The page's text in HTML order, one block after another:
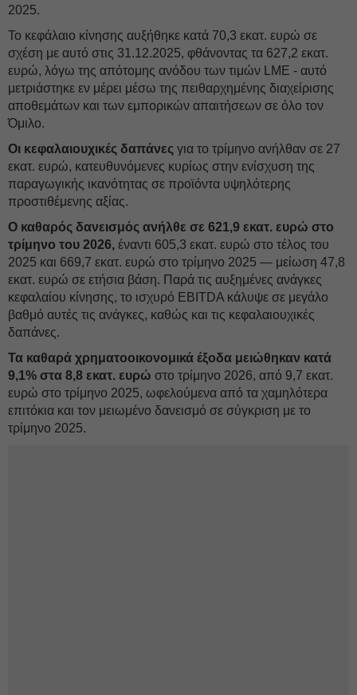
2025.
Το κεφάλαιο κίνησης αυξήθηκε κατά 70,3 εκατ. ευρώ σε
σχέση με αυτό στις 31.12.2025, φθάνοντας τα 627,2 εκατ.
ευρώ, λόγω της απότομης ανόδου των τιμών LME - αυτό
μετριάστηκε εν μέρει μέσω της πειθαρχημένης διαχείρισης
αποθεμάτων και των εμπορικών απαιτήσεων σε όλο τον
Όμιλο.
Οι κεφαλαιουχικές δαπάνες για το τρίμηνο ανήλθαν σε 27
εκατ. ευρώ, κατευθυνόμενες κυρίως στην ενίσχυση της
παραγωγικής ικανότητας σε προϊόντα υψηλότερης
προστιθέμενης αξίας.
Ο καθαρός δανεισμός ανήλθε σε 621,9 εκατ. ευρώ στο
τρίμηνο του 2026, έναντι 605,3 εκατ. ευρώ στο τέλος του
2025 και 669,7 εκατ. ευρώ στο τρίμηνο 2025 — μείωση 47,8
εκατ. ευρώ σε ετήσια βάση. Παρά τις αυξημένες ανάγκες
κεφαλαίου κίνησης, το ισχυρό EBITDA κάλυψε σε μεγάλο
βαθμό αυτές τις ανάγκες, καθώς και τις κεφαλαιουχικές
δαπάνες.
Τα καθαρά χρηματοοικονομικά έξοδα μειώθηκαν κατά
9,1% στα 8,8 εκατ. ευρώ στο τρίμηνο 2026, από 9,7 εκατ.
ευρώ στο τρίμηνο 2025, ωφελούμενα από τα χαμηλότερα
επιτόκια και τον μειωμένο δανεισμό σε σύγκριση με το
τρίμηνο 2025.